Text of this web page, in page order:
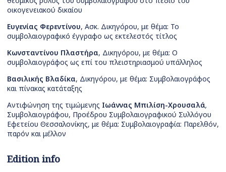
οικογενειακού δικαίου
Ευγενίας Φερεντίνου, Ασκ. Δικηγόρου, με θέμα: Το
συμβολαιογραφικό έγγραφο ως εκτελεστός τίτλος
Κωνσταντίνου Πλαστήρα, Δικηγόρου, με θέμα: Ο
συμβολαιογράφος ως επί του πλειστηριασμού υπάλληλος
Βασιλικής Βλαδίκα, Δικηγόρου, με θέμα: Συμβολαιογράφος
και πίνακας κατάταξης
Αντιφώνηση της τιμώμενης Ιωάννας Μπιλίση-Χρουσαλά,
Συμβολαιογράφου, Προέδρου Συμβολαιογραφικού Συλλόγου
Εφετείου Θεσσαλονίκης, με θέμα: Συμβολαιογραφία: Παρελθόν,
παρόν και μέλλον
Edition info